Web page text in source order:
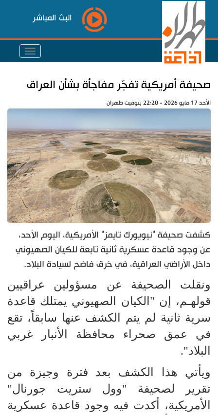
البث المباشر
صحيفة أمريكية تفجّر مفاجأة بشأن العراق
الأحد 17 مايو 2026 - 22:20 بتوقيت طهران
كشفت صحيفة "نيويورك تايمز" الأمريكية، اليوم الأحد،
عن وجود قاعدة عسكرية ثانية تابعة للكيان الصهيوني
داخل الأراضي العراقية، في خرق فاضح لسيادة البلاد.
ونقلت الصحيفة عن مسؤولين عراقيين
قولهـم، إن "الكيان الصهيوني يمتلك قاعدة
سرية ثانية لم يتم الكشف عنها سابقاً، تقع
في عمق صحراء محافظة الأنبار غربي
البلاد".
ويأتي هذا الكشف بعد فترة وجيزة من
تقرير لصحيفة "وول ستريت جورنال"
الأمريكية، أكدت فيه وجود قاعدة عسكرية